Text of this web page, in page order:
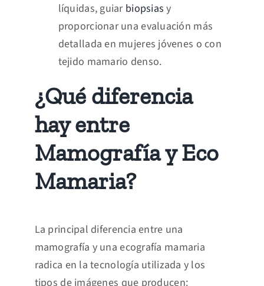
líquidas, guiar biopsias y
proporcionar una evaluación más
detallada en mujeres jóvenes o con
tejido mamario denso.
¿Qué diferencia
hay entre
Mamografía y Eco
Mamaria?
La principal diferencia entre una
mamografía y una ecografía mamaria
radica en la tecnología utilizada y los
tipos de imágenes que producen: